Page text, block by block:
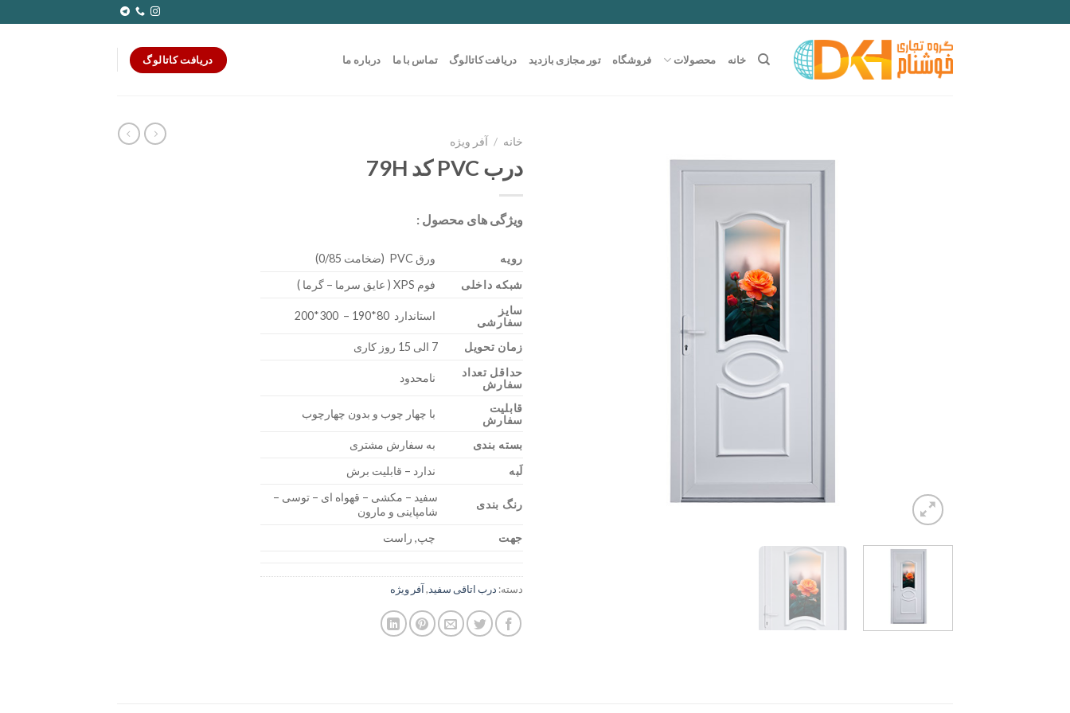
to
خانه محصولات فروشگاه تور مجازی بازدید دریافت کاتالوگ تماس با ما درباره ما دریافت کاتالوگ
خانه / آفر ویژه
درب PVC کد 79H
ویژگی های محصول :
رویه
ورق PVC (ضخامت 0/85)
شبکه داخلی
فوم XPS ( عایق سرما – گرما )
سایز
سفارشی
استاندارد 80*190 – 300*200
زمان تحویل
7 الی 15 روز کاری
حداقل تعداد
سفارش
نامحدود
قابلیت
سفارش
با چهار چوب و بدون چهارچوب
بسته بندی
به سفارش مشتری
لَبه
ندارد – قابلیت برش
رنگ بندی
سفید – مکشی – قهواه ای – توسی –
شامپاینی و مارون
جهت
چپ, راست
دسته: درب اتاقی سفید,آفر ویژه